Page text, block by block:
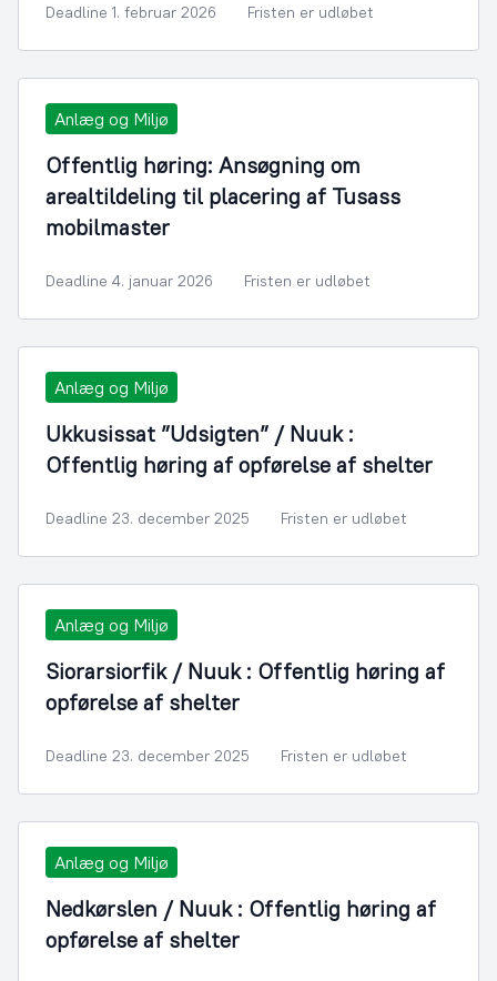
Deadline 1. februar 2026 Fristen er udløbet
Anlæg og Miljø
Offentlig høring: Ansøgning om
arealtildeling til placering af Tusass
mobilmaster
Deadline 4. januar 2026 Fristen er udløbet
Anlæg og Miljø
Ukkusissat ”Udsigten” / Nuuk :
Offentlig høring af opførelse af shelter
Deadline 23. december 2025 Fristen er udløbet
Anlæg og Miljø
Siorarsiorfik / Nuuk : Offentlig høring af
opførelse af shelter
Deadline 23. december 2025 Fristen er udløbet
Anlæg og Miljø
Nedkørslen / Nuuk : Offentlig høring af
opførelse af shelter